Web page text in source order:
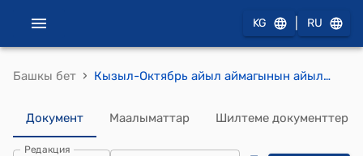
KG RU
Башкы бет › Кызыл-Октябрь айыл аймагынын айылдык кеңешинин 2025-жылдын 2-сентябры № 53 Токтомго өзгөртүүлөрдү киргизүү жөнүндө токтому
Документ Маалыматтар Шилтеме документтер
Редакция